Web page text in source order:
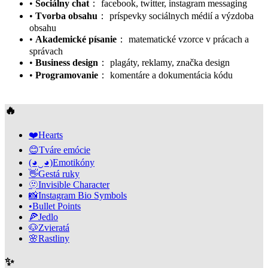
• Sociálny chat ：
facebook, twitter, instagram messaging
• Tvorba obsahu ：
príspevky sociálnych médií a výzdoba
obsahu
• Akademické písanie ：
matematické vzorce v prácach a
správach
• Business design ：
plagáty, reklamy, značka design
• Programovanie ： komentáre a dokumentácia kódu
🔥
❤️Hearts
😊Tváre emócie
(◕‿◕)Emotikóny
👋Gestá ruky
🫥Invisible Character
📸Instagram Bio Symbols
•Bullet Points
🍕Jedlo
🐶Zvieratá
🌸Rastliny
✨